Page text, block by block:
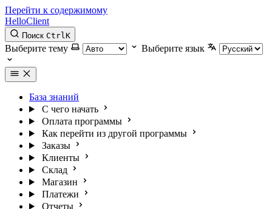
Перейти к содержимому
HelloClient
Поиск CtrlK
Выберите тему Выберите язык
База знаний
С чего начать
Оплата программы
Как перейти из другой программы
Заказы
Клиенты
Склад
Магазин
Платежи
Отчеты